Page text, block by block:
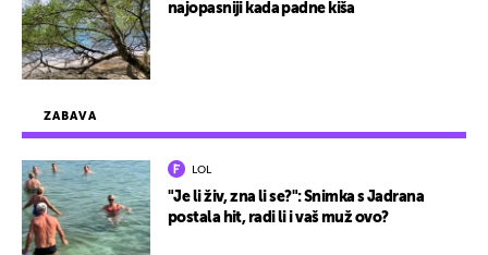
ZABAVA
LOL
"Je li živ, zna li se?": Snimka s Jadrana
postala hit, radi li i vaš muž ovo?
najopasniji kada padne kiša